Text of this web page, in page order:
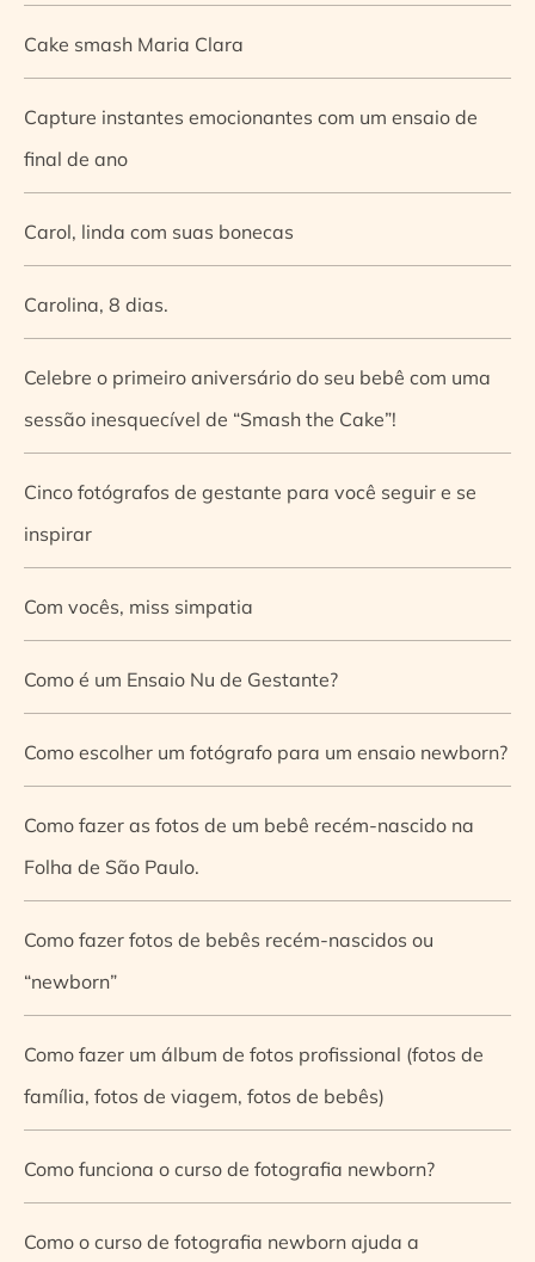
Cake smash Maria Clara
Capture instantes emocionantes com um ensaio de
final de ano
Carol, linda com suas bonecas
Carolina, 8 dias.
Celebre o primeiro aniversário do seu bebê com uma
sessão inesquecível de “Smash the Cake”!
Cinco fotógrafos de gestante para você seguir e se
inspirar
Com vocês, miss simpatia
Como é um Ensaio Nu de Gestante?
Como escolher um fotógrafo para um ensaio newborn?
Como fazer as fotos de um bebê recém-nascido na
Folha de São Paulo.
Como fazer fotos de bebês recém-nascidos ou
“newborn”
Como fazer um álbum de fotos profissional (fotos de
família, fotos de viagem, fotos de bebês)
Como funciona o curso de fotografia newborn?
Como o curso de fotografia newborn ajuda a